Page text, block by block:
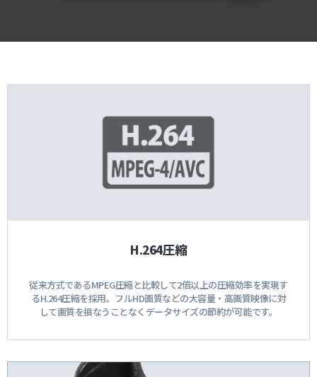
H.264圧縮
従来方式であるMPEG圧縮と比較して2倍以上の圧縮効率を実現す
るH.264圧縮を採用。フルHD画質などの大容量・高画質映像に対
して画質を損なうことなくデータサイズの節約が可能です。